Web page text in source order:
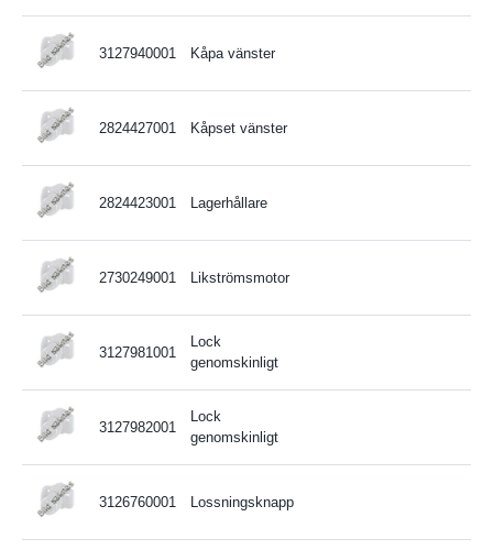
3127940001 Kåpa vänster
2824427001 Kåpset vänster
2824423001 Lagerhållare
2730249001 Likströmsmotor
3127981001
Lock
genomskinligt
3127982001
Lock
genomskinligt
3126760001 Lossningsknapp